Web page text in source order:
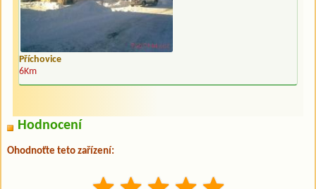
Příchovice
6Km
Hodnocení
Ohodnoťte teto zařízení: